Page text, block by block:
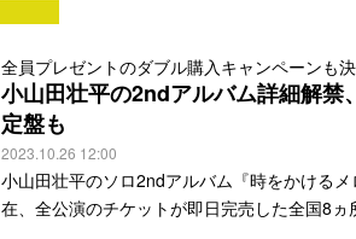
全員プレゼントのダブル購入キャンペーンも
小山田壮平の2ndアルバム詳細解禁
定盤も
2023.10.26 12:00
小山田壮平のソロ2ndアルバム『時をかける
在、全公演のチケットが即日完売した全国8